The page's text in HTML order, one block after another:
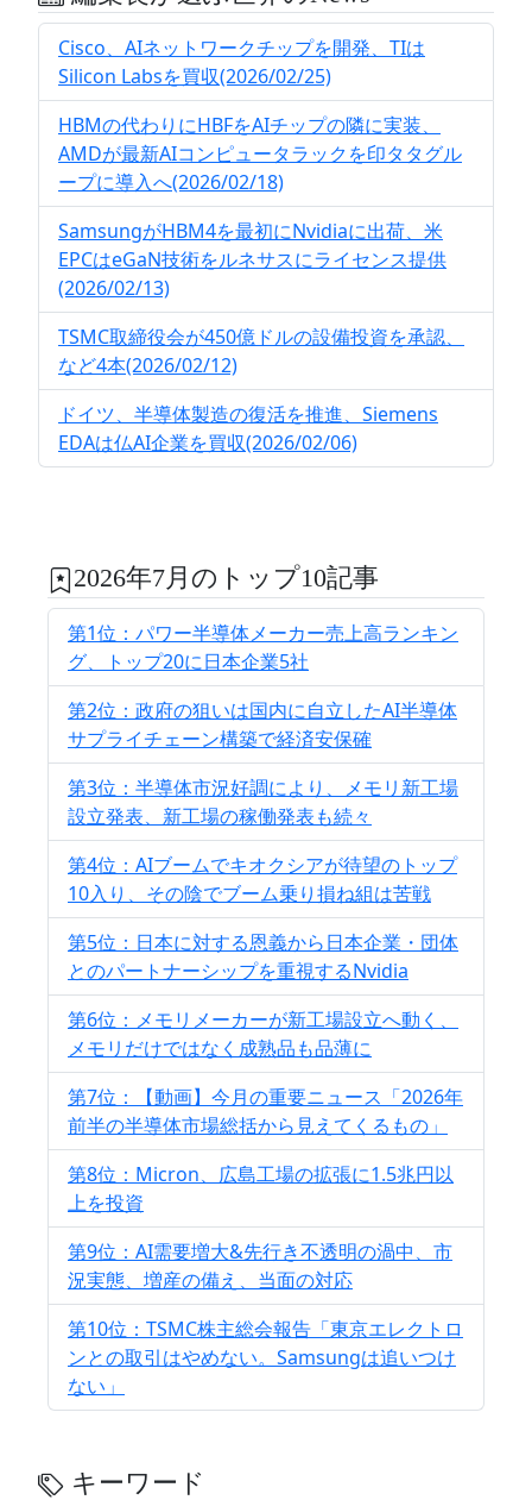
Cisco、AIネットワークチップを開発、TIは
Silicon Labsを買収(2026/02/25)
HBMの代わりにHBFをAIチップの隣に実装、
AMDが最新AIコンピュータラックを印タタグル
ープに導入へ(2026/02/18)
SamsungがHBM4を最初にNvidiaに出荷、米
EPCはeGaN技術をルネサスにライセンス提供
(2026/02/13)
TSMC取締役会が450億ドルの設備投資を承認、
など4本(2026/02/12)
ドイツ、半導体製造の復活を推進、Siemens
EDAは仏AI企業を買収(2026/02/06)
2026年7月のトップ10記事
第1位：パワー半導体メーカー売上高ランキン
グ、トップ20に日本企業5社
第2位：政府の狙いは国内に自立したAI半導体
サプライチェーン構築で経済安保確
第3位：半導体市況好調により、メモリ新工場
設立発表、新工場の稼働発表も続々
第4位：AIブームでキオクシアが待望のトップ
10入り、その陰でブーム乗り損ね組は苦戦
第5位：日本に対する恩義から日本企業・団体
とのパートナーシップを重視するNvidia
第6位：メモリメーカーが新工場設立へ動く、
メモリだけではなく成熟品も品薄に
第7位：【動画】今月の重要ニュース「2026年
前半の半導体市場総括から見えてくるもの」
第8位：Micron、広島工場の拡張に1.5兆円以
上を投資
第9位：AI需要増大&先行き不透明の渦中、市
況実態、増産の備え、当面の対応
第10位：TSMC株主総会報告「東京エレクトロ
ンとの取引はやめない。Samsungは追いつけ
ない」
キーワード